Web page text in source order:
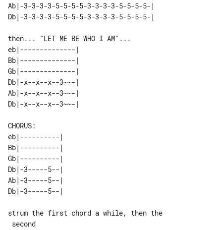
Ab|-3-3-3-3-5-5-5-5-3-3-3-3-5-5-5-5-|
then... "LET ME BE WHO I AM"...
eb|--------------|
Bb|--------------|
Gb|--------------|
Db|-x--x--x--3~~-|
Ab|-x--x--x--3~~-|
CHORUS:
eb|----------|
Bb|----------|
Gb|----------|
Db|-3-----5--|
Ab|-3-----5--|
strum the first chord a while, then the